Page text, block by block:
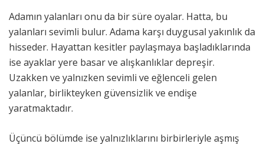
Adamın yalanları onu da bir süre oyalar. Hatta, bu
yalanları sevimli bulur. Adama karşı duygusal yakınlık da
hisseder. Hayattan kesitler paylaşmaya başladıklarında
ise ayaklar yere basar ve alışkanlıklar depreşir.
Uzakken ve yalnızken sevimli ve eğlenceli gelen
yalanlar, birlikteyken güvensizlik ve endişe
yaratmaktadır.
Üçüncü bölümde ise yalnızlıklarını birbirleriyle aşmış